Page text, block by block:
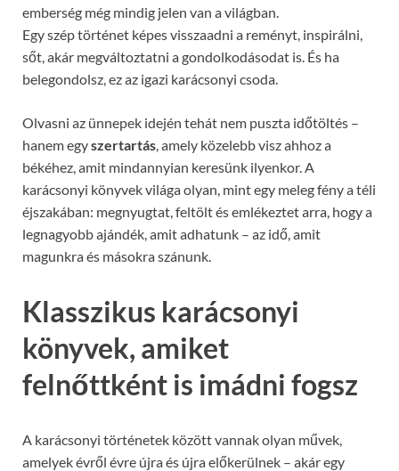
emberség még mindig jelen van a világban.
Egy szép történet képes visszaadni a reményt, inspirálni,
sőt, akár megváltoztatni a gondolkodásodat is. És ha
belegondolsz, ez az igazi karácsonyi csoda.
Olvasni az ünnepek idején tehát nem puszta időtöltés –
hanem egyszertartás, amely közelebb visz ahhoz a
békéhez, amit mindannyian keresünk ilyenkor. A
karácsonyi könyvek világa olyan, mint egy meleg fény a téli
éjszakában: megnyugtat, feltölt és emlékeztet arra, hogy a
legnagyobb ajándék, amit adhatunk – az idő, amit
magunkra és másokra szánunk.
Klasszikus karácsonyi
könyvek, amiket
felnőttként is imádni fogsz
A karácsonyi történetek között vannak olyan művek,
amelyek évről évre újra és újra előkerülnek – akár egy